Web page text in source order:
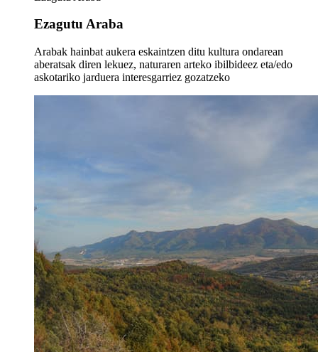
Ezagutu Araba
Arabak hainbat aukera eskaintzen ditu kultura ondarean
aberatsak diren lekuez, naturaren arteko ibilbideez eta/edo
askotariko jarduera interesgarriez gozatzeko